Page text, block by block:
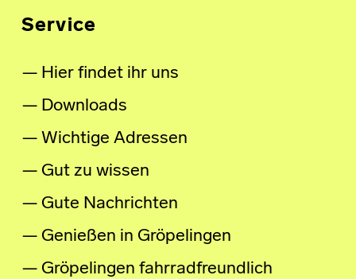
Service
Hier findet ihr uns
Downloads
Wichtige Adressen
Gut zu wissen
Gute Nachrichten
Genießen in Gröpelingen
Gröpelingen fahrradfreundlich